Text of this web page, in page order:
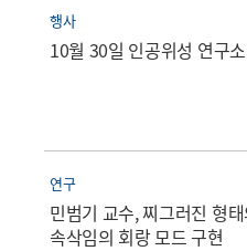
행사
10월 30일 인공위성 연구
연구
민범기 교수, 찌그러진 형
속삭임의 회랑 모드 구현